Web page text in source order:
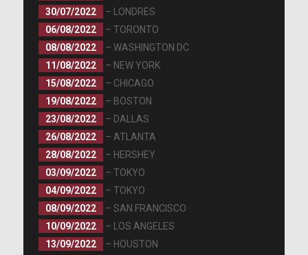
30/07/2022
– LONDRES
06/08/2022
– TORONTO
08/08/2022
– WASHINGTON DC
11/08/2022
– NEW YORK
15/08/2022
– CHICAGO
19/08/2022
– BOSTON
23/08/2022
– DALLAS
26/08/2022
– ATLANTA
28/08/2022
– HERSHEY
03/09/2022
– TOKYO
04/09/2022
– TOKYO
08/09/2022
– SAN FRANCISCO
10/09/2022
– LOS ANGELES
13/09/2022
– HOUSTON